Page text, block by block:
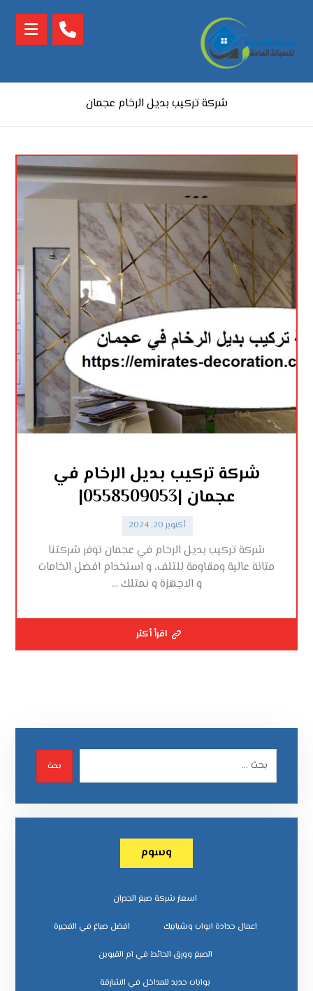
شركة تركيب بديل الرخام عجمان
شركة تركيب بديل الرخام في
عجمان |0558509053|
أكتوبر 20, 2024
شركة تركيب بديل الرخام في عجمان توفر شركتنا
متانة عالية ومقاومة للتلف، و استخدام افضل الخامات
و الاجهزة و نمتلك ...
اقرأ أكثر
بحث
وسوم
اسعار شركة صبغ الجدران
اعمال حدادة ابواب وشبابيك افضل صباغ في الفجيرة
الصبغ وورق الحائط في ام القيوين
بوابات حديد للمداخل في الشارقة